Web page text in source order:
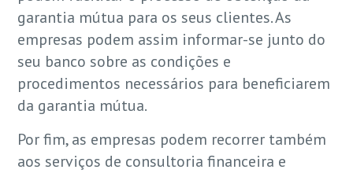
garantia mútua para os seus clientes. As
empresas podem assim informar-se junto do
seu banco sobre as condições e
procedimentos necessários para beneficiarem
da garantia mútua.
Por fim, as empresas podem recorrer também
aos serviços de consultoria financeira e